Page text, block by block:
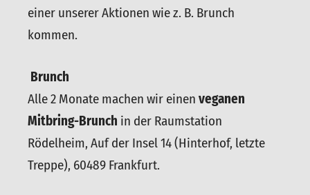
einer unserer Aktionen wie z. B. Brunch
kommen.
Brunch
Alle 2 Monate machen wir einen veganen
Mitbring-Brunch in der Raumstation
Rödelheim, Auf der Insel 14 (Hinterhof, letzte
Treppe), 60489 Frankfurt.